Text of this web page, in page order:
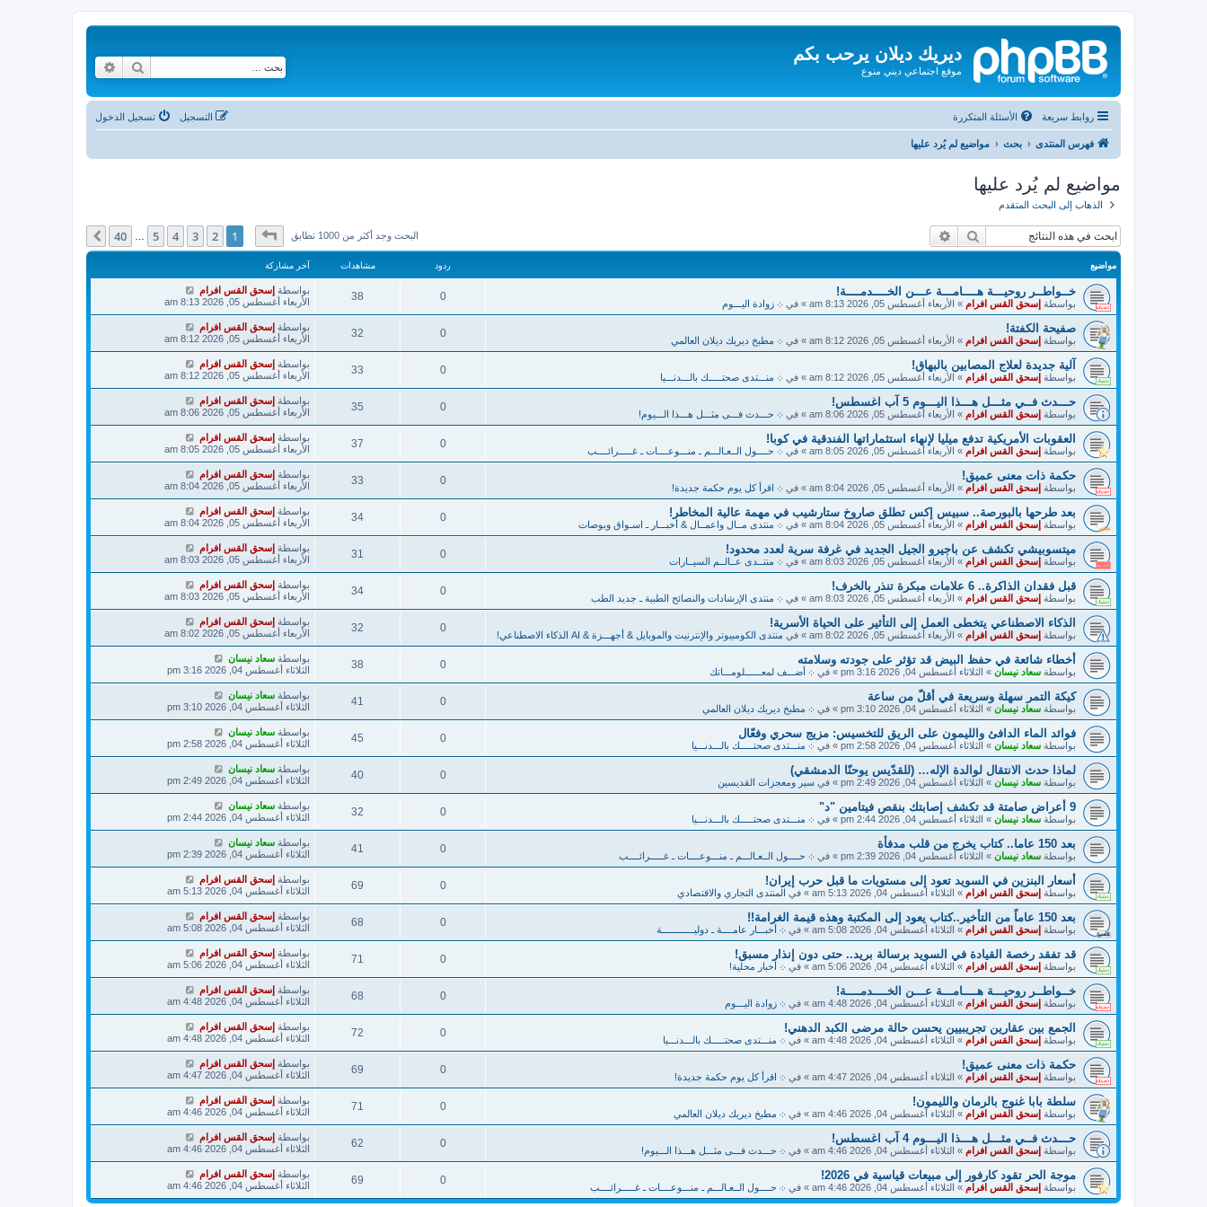
ديريك ديلان يرحب بكم
موقع اجتماعي ديني منوع بحث
روابط سريعة الأسئلة المتكررة تسجيل الدخول التسجيل
فهرس المنتدى بحث مواضيع لم يُرد عليها
مواضيع لم يُرد عليها
الذهاب إلى البحث المتقدم
بحث البحث وجد أكثر من 1000 تطابق صفحة1من40
1
2
3
4
5
40 التالي
مواضيع ردود مشاهدات آخر مشاركة
خــواطــر روحيـــة هــــامـــة عـــن الخــــدمــــة!
بواسطة إسحق القس افرام » الأربعاء أغسطس 05, 2026 8:13 am » في ܀ زوادة اليـــوم
0
38 بواسطة إسحق القس افرام
الأربعاء أغسطس 05, 2026 8:13 am
صفيحة الكفتة!
بواسطة إسحق القس افرام » الأربعاء أغسطس 05, 2026 8:12 am » في ܀ مطبخ ديريك ديلان العالمي
0
32 بواسطة إسحق القس افرام
الأربعاء أغسطس 05, 2026 8:12 am
آلية جديدة لعلاج المصابين بالبهاق!
بواسطة إسحق القس افرام » الأربعاء أغسطس 05, 2026 8:12 am » في ܀ منـــتدى صحتـــــك بالـــدنـــيا
0
33 بواسطة إسحق القس افرام
الأربعاء أغسطس 05, 2026 8:12 am
حـــدث فــي مثـــل هـــذا اليـــوم 5 آب اغسطس!
بواسطة إسحق القس افرام » الأربعاء أغسطس 05, 2026 8:06 am » في ܀ حـــدث فـــى مثـــل هـــذا الـــيوم!
0
35 بواسطة إسحق القس افرام
الأربعاء أغسطس 05, 2026 8:06 am
العقوبات الأمريكية تدفع ميليا لإنهاء استثماراتها الفندقية في كوبا!
بواسطة إسحق القس افرام » الأربعاء أغسطس 05, 2026 8:05 am » في ܀ حــــول الــعـالـــم ـ منـــوعــــات ـ غـــــرائــــب
0
37 بواسطة إسحق القس افرام
الأربعاء أغسطس 05, 2026 8:05 am
حكمة ذات معنى عميق!
بواسطة إسحق القس افرام » الأربعاء أغسطس 05, 2026 8:04 am » في ܀ اقرأ كل يوم حكمة جديدة!
0
33 بواسطة إسحق القس افرام
الأربعاء أغسطس 05, 2026 8:04 am
بعد طرحها بالبورصة.. سبيس إكس تطلق صاروخ ستارشيب في مهمة عالية المخاطر!
بواسطة إسحق القس افرام » الأربعاء أغسطس 05, 2026 8:04 am » في ܀ منتدى مــال واعمــال & أخبـــار ـ اسـواق وبوصات
0
34 بواسطة إسحق القس افرام
الأربعاء أغسطس 05, 2026 8:04 am
ميتسوبيشي تكشف عن باجيرو الجيل الجديد في غرفة سرية لعدد محدود!
بواسطة إسحق القس افرام » الأربعاء أغسطس 05, 2026 8:03 am » في ܀ منتــدى عــالــم السيــارات
0
31 بواسطة إسحق القس افرام
الأربعاء أغسطس 05, 2026 8:03 am
قبل فقدان الذاكرة.. 6 علامات مبكرة تنذر بالخرف!
بواسطة إسحق القس افرام » الأربعاء أغسطس 05, 2026 8:03 am » في ܀ منتدى الإرشادات والنصائح الطبية ـ جديد الطب
0
34 بواسطة إسحق القس افرام
الأربعاء أغسطس 05, 2026 8:03 am
الذكاء الاصطناعي يتخطى العمل إلى التأثير على الحياة الأسرية!
بواسطة إسحق القس افرام » الأربعاء أغسطس 05, 2026 8:02 am » في منتدى الكومبيوتر والإنترنيت والموبايل & أجهـــزة & AI الذكاء الاصطناعي!
0
32 بواسطة إسحق القس افرام
الأربعاء أغسطس 05, 2026 8:02 am
أخطاء شائعة في حفظ البيض قد تؤثر على جودته وسلامته
بواسطة سعاد نيسان » الثلاثاء أغسطس 04, 2026 3:16 pm » في ܀ أضـــف لمعــــــلومـــاتك
0
38 بواسطة سعاد نيسان
الثلاثاء أغسطس 04, 2026 3:16 pm
كيكة التمر سهلة وسريعة في أقلّ من ساعة
بواسطة سعاد نيسان » الثلاثاء أغسطس 04, 2026 3:10 pm » في ܀ مطبخ ديريك ديلان العالمي
0
41 بواسطة سعاد نيسان
الثلاثاء أغسطس 04, 2026 3:10 pm
فوائد الماء الدافئ والليمون على الريق للتخسيس: مزيج سحري وفعّال
بواسطة سعاد نيسان » الثلاثاء أغسطس 04, 2026 2:58 pm » في ܀ منـــتدى صحتـــــك بالـــدنـــيا
0
45 بواسطة سعاد نيسان
الثلاثاء أغسطس 04, 2026 2:58 pm
لماذا حدث الانتقال لوالدة الإله… (للقدّيس يوحنّا الدمشقي)
بواسطة سعاد نيسان » الثلاثاء أغسطس 04, 2026 2:49 pm » في سير ومعجزات القديسين
0
40 بواسطة سعاد نيسان
الثلاثاء أغسطس 04, 2026 2:49 pm
9 أعراض صامتة قد تكشف إصابتك بنقص فيتامين "د"
بواسطة سعاد نيسان » الثلاثاء أغسطس 04, 2026 2:44 pm » في ܀ منـــتدى صحتـــــك بالـــدنـــيا
0
32 بواسطة سعاد نيسان
الثلاثاء أغسطس 04, 2026 2:44 pm
بعد 150 عاما.. كتاب يخرج من قلب مدفأة
بواسطة سعاد نيسان » الثلاثاء أغسطس 04, 2026 2:39 pm » في ܀ حــــول الــعـالـــم ـ منـــوعــــات ـ غـــــرائــــب
0
41 بواسطة سعاد نيسان
الثلاثاء أغسطس 04, 2026 2:39 pm
أسعار البنزين في السويد تعود إلى مستويات ما قبل حرب إيران!
بواسطة إسحق القس افرام » الثلاثاء أغسطس 04, 2026 5:13 am » في المنتدى التجاري والاقتصادي
0
69 بواسطة إسحق القس افرام
الثلاثاء أغسطس 04, 2026 5:13 am
بعد 150 عاماً من التأخير..كتاب يعود إلى المكتبة وهذه قيمة الغرامة!!
بواسطة إسحق القس افرام » الثلاثاء أغسطس 04, 2026 5:08 am » في ܀ أخبـــار عامــــة ـ دوليــــــــــــة
0
68 بواسطة إسحق القس افرام
الثلاثاء أغسطس 04, 2026 5:08 am
قد تفقد رخصة القيادة في السويد برسالة بريد.. حتى دون إنذار مسبق!
بواسطة إسحق القس افرام » الثلاثاء أغسطس 04, 2026 5:06 am » في ܀ أخبار محلية!
0
71 بواسطة إسحق القس افرام
الثلاثاء أغسطس 04, 2026 5:06 am
خــواطــر روحيـــة هــــامـــة عـــن الخــــدمــــة!
بواسطة إسحق القس افرام » الثلاثاء أغسطس 04, 2026 4:48 am » في ܀ زوادة اليـــوم
0
68 بواسطة إسحق القس افرام
الثلاثاء أغسطس 04, 2026 4:48 am
الجمع بين عقارين تجريبيين يحسن حالة مرضى الكبد الدهني!
بواسطة إسحق القس افرام » الثلاثاء أغسطس 04, 2026 4:48 am » في ܀ منـــتدى صحتـــــك بالـــدنـــيا
0
72 بواسطة إسحق القس افرام
الثلاثاء أغسطس 04, 2026 4:48 am
حكمة ذات معنى عميق!
بواسطة إسحق القس افرام » الثلاثاء أغسطس 04, 2026 4:47 am » في ܀ اقرأ كل يوم حكمة جديدة!
0
69 بواسطة إسحق القس افرام
الثلاثاء أغسطس 04, 2026 4:47 am
سلطة بابا غنوج بالرمان والليمون!
بواسطة إسحق القس افرام » الثلاثاء أغسطس 04, 2026 4:46 am » في ܀ مطبخ ديريك ديلان العالمي
0
71 بواسطة إسحق القس افرام
الثلاثاء أغسطس 04, 2026 4:46 am
حـــدث فــي مثـــل هـــذا اليـــوم 4 آب اغسطس!
بواسطة إسحق القس افرام » الثلاثاء أغسطس 04, 2026 4:46 am » في ܀ حـــدث فـــى مثـــل هـــذا الـــيوم!
0
62 بواسطة إسحق القس افرام
الثلاثاء أغسطس 04, 2026 4:46 am
موجة الحر تقود كارفور إلى مبيعات قياسية في 2026!
بواسطة إسحق القس افرام » الثلاثاء أغسطس 04, 2026 4:46 am » في ܀ حــــول الــعـالـــم ـ منـــوعــــات ـ غـــــرائــــب
0
69 بواسطة إسحق القس افرام
الثلاثاء أغسطس 04, 2026 4:46 am